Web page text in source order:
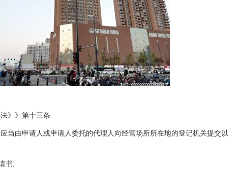
》》第十三条
当由申请人或申请人委托的代理人向经营场所所在地的登记机关提交以
书;